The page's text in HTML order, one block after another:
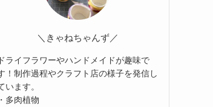
＼きゃねちゃんず／
ドライフラワーやハンドメイドが趣味で
！制作過程やクラフト店の様子を発信し
います。
・多肉植物